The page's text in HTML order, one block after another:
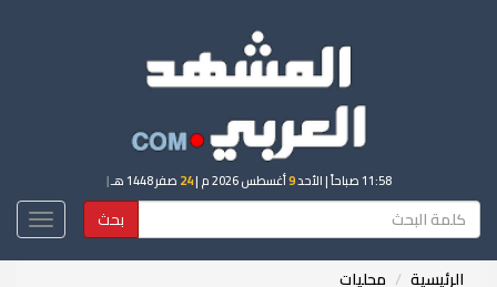
11:58 صباحاً | الأحد9أغسطس 2026 م | 24 صفر 1448 هـ |
بحث
الرئيسية محليات